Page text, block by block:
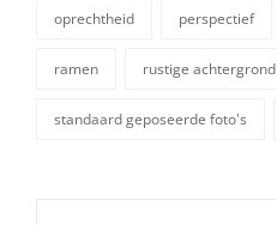
oprechtheid perspectief
ramen rustige achtergrond
standaard geposeerde foto's